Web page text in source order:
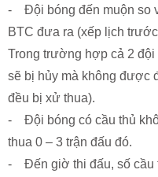
- Đội bóng đến muộn so
BTC đưa ra (xếp lịch
Trong trường hợp cả 2 đội
sẽ bị hủy mà không được
đều bị xử thua).
- Đội bóng có cầu thủ
thua 0 – 3 trận đấu đó.
- Đến giờ thi đấu, số cầu